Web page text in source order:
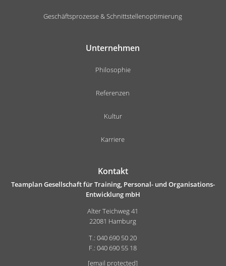
Geschäftsprozesse & Schnittstellenoptimierung
Unternehmen
Philosophie
Referenzen
Kultur
Karriere
Kontakt
Teamplan Gesellschaft für Training, Personal- und Organisations-
Entwicklung mbH
Alter Teichweg 41
22081 Hamburg
T.: 040 690 50 20
F.: 040 690 55 18
[email protected]